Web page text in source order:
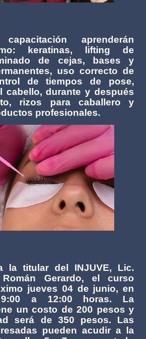
aprenderán
keratinas, lifting de
de cejas, bases y
uso correcto de
de tiempos de pose,
cabello, durante y después
rizos para caballero y
profesionales.
la titular del INJUVE, Lic.
Gerardo, el curso
jueves 04 de junio, en
a 12:00 horas. La
un costo de 200 pesos y
será de 350 pesos. Las
pueden acudir a la